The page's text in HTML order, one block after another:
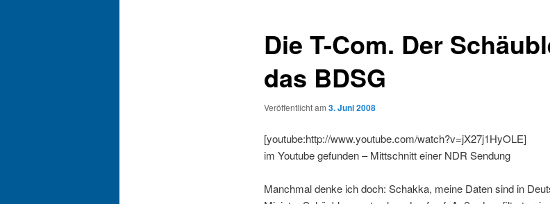
Die T-Com. Der
das BDSG
Veröffentlicht am 3. Juni 2008
[youtube:http://www.youtube.com/watch?v=jX27j1HyOLE]
im Youtube gefunden – Mittschnitt einer NDR Sendung
Manchmal denke ich doch: Schakka, meine Daten sind in